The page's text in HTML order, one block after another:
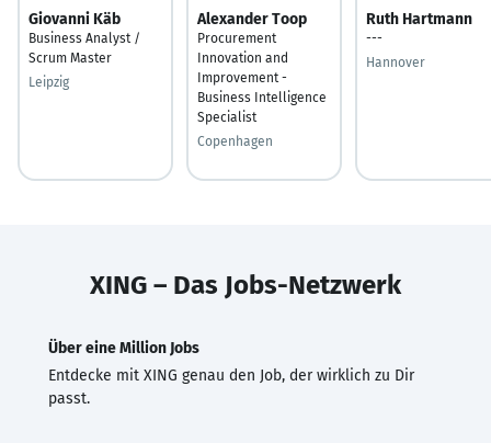
Giovanni Käb
Business Analyst /
Scrum Master
Leipzig
Alexander Toop
Procurement
Innovation and
Improvement -
Business Intelligence
Specialist
Copenhagen
Ruth Hartmann
---
Hannover
XING – Das Jobs-Netzwerk
Über eine Million Jobs
Entdecke mit XING genau den Job, der wirklich zu Dir
passt.